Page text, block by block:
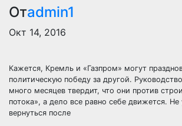
Отadmin1
Окт 14, 2016
Кажется, Кремль и «Газпром» могут
политическую победу за другой.
много месяцев твердит, что они против
потока», а дело все равно себе движется. Не
вернуться после